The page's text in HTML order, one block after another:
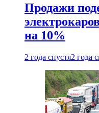
Продажи
на 10%
2 года спустя2 года